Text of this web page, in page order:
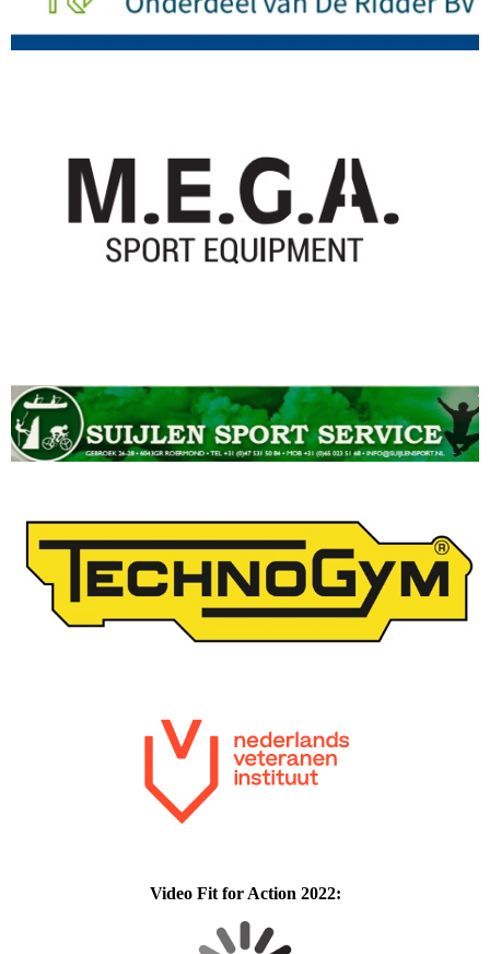
Video Fit for Action 2022: